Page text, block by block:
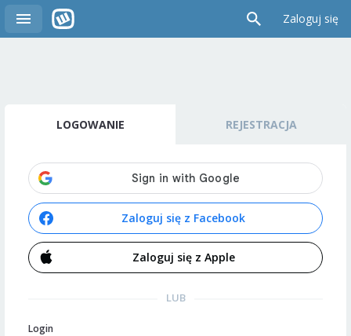
Zaloguj się
LOGOWANIE REJESTRACJA
Zaloguj się z Facebook
Zaloguj się z Apple
LUB
Login